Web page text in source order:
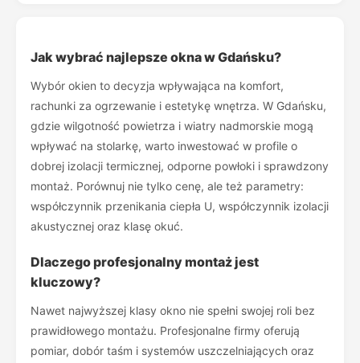
Jak wybrać najlepsze okna w Gdańsku?
Wybór okien to decyzja wpływająca na komfort,
rachunki za ogrzewanie i estetykę wnętrza. W Gdańsku,
gdzie wilgotność powietrza i wiatry nadmorskie mogą
wpływać na stolarkę, warto inwestować w profile o
dobrej izolacji termicznej, odporne powłoki i sprawdzony
montaż. Porównuj nie tylko cenę, ale też parametry:
współczynnik przenikania ciepła U, współczynnik izolacji
akustycznej oraz klasę okuć.
Dlaczego profesjonalny montaż jest
kluczowy?
Nawet najwyższej klasy okno nie spełni swojej roli bez
prawidłowego montażu. Profesjonalne firmy oferują
pomiar, dobór taśm i systemów uszczelniających oraz